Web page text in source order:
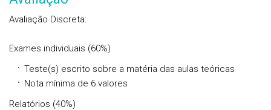
Avaliação Discreta:
Exames individuais (60%)
Teste(s) escrito sobre a matéria das aulas teóricas
Nota mínima de 6 valores
Relatórios (40%)